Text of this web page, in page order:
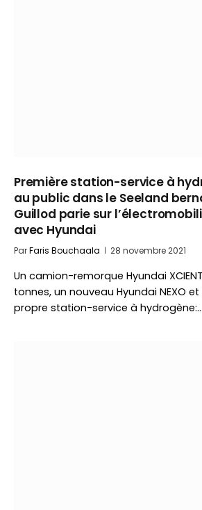
Première station-service à
au public dans le Seeland
Guillod parie sur
avec Hyundai
ParFaris Bouchaala 28 novembre 2021
Un camion-remorque Hyundai
tonnes, un nouveau Hyundai NEXO
propre station-service à hydrogène:…